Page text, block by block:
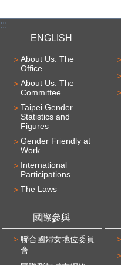
:::
ENGLISH
About Us: The
Office
About Us: The
Committee
Taipei Gender
Statistics and
Figures
Gender Friendly at
Work
International
Participations
The Laws
國際參與
聯合國婦女地位委員
會